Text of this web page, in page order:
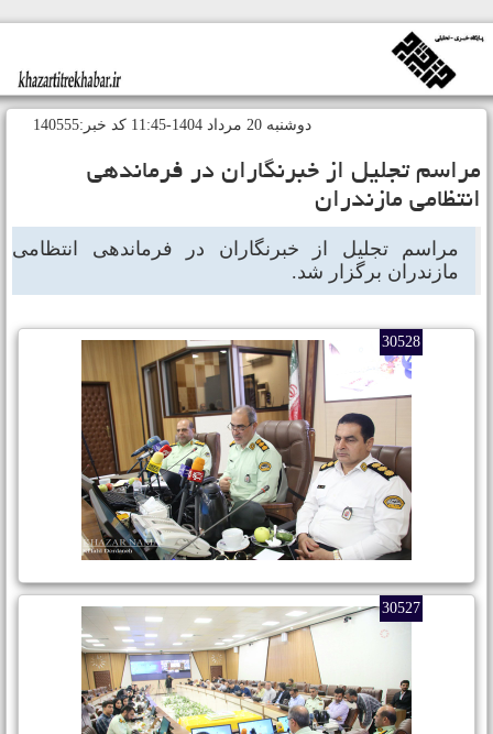
دوشنبه 20 مرداد 1404-11:45 کد خبر:140555
تجلیل از خبرنگاران در فرماندهی
مازندران
مراسم تجلیل از خبرنگاران در فرماندهی انتظامی
مازندران برگزار شد.
30528
30527